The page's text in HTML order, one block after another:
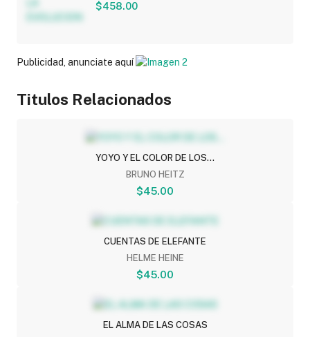
$458.00
Publicidad, anunciate aquí
Titulos Relacionados
YOYO Y EL COLOR DE LOS...
BRUNO HEITZ
$45.00
CUENTAS DE ELEFANTE
HELME HEINE
$45.00
EL ALMA DE LAS COSAS